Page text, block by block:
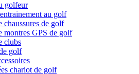
golfeur
au golf
chaussures de golf
montres GPS de golf
clubs
golf
chariot de golf